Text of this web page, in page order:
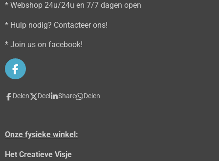
* Webshop 24u/24u en 7/7 dagen open
* Hulp nodig? Contacteer ons!
* Join us on facebook!
F
a
c
e
k
Delen Deel Share Delen
Onze fysieke winkel:
Het Creatieve Visje